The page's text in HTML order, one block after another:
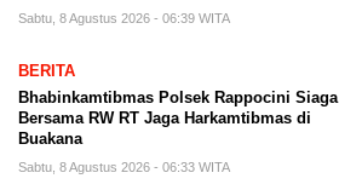
Sabtu, 8 Agustus 2026 - 06:39 WITA
BERITA
Bhabinkamtibmas Polsek Rappocini Siaga
Bersama RW RT Jaga Harkamtibmas di
Buakana
Sabtu, 8 Agustus 2026 - 06:33 WITA